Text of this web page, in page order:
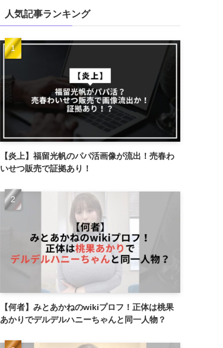
人気記事ランキング
【炎上】福留光帆のパパ活画像が流出！売春わ
いせつ販売で証拠あり！
【何者】みとあかねのwikiプロフ！正体は桃果
あかりでデルデルハニーちゃんと同一人物？